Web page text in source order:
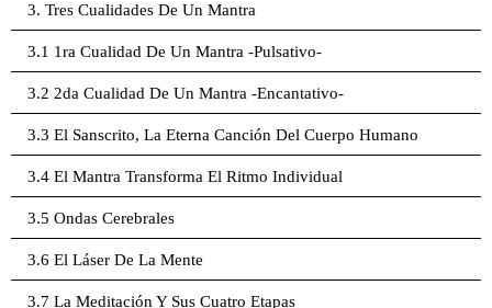
3. Tres Cualidades De Un Mantra
3.1 1ra Cualidad De Un Mantra -Pulsativo-
3.2 2da Cualidad De Un Mantra -Encantativo-
3.3 El Sanscrito, La Eterna Canción Del Cuerpo Humano
3.4 El Mantra Transforma El Ritmo Individual
3.5 Ondas Cerebrales
3.6 El Láser De La Mente
3.7 La Meditación Y Sus Cuatro Etapas